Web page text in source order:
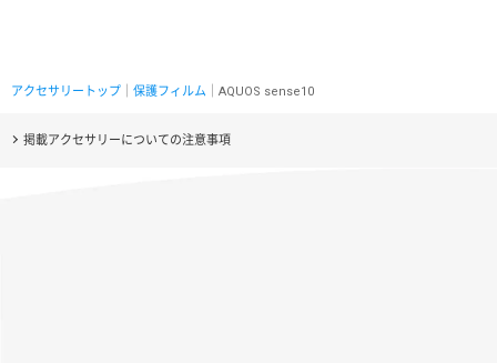
アクセサリートップ 保護フィルム ｜AQUOS sense10
掲載アクセサリーについての注意事項